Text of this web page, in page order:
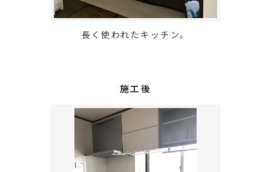
長く使われたキッチン。
施工後